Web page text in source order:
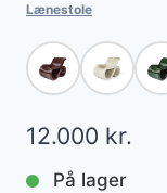
Lænestole
12.000 kr.
På lager